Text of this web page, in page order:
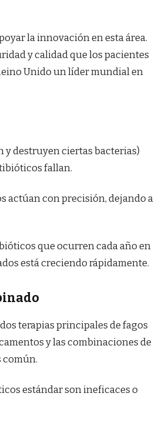
la innovación en esta área.
y calidad que los pacientes
Unido un líder mundial en
y destruyen ciertas bacterias)
fallan.
actúan con precisión, dejando a
que ocurren cada año en
está creciendo rápidamente.
terapias principales de fagos
y las combinaciones de
común.
estándar son ineficaces o